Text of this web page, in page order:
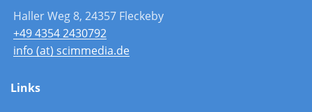
Haller Weg 8, 24357 Fleckeby
+49 4354 2430792
info (at) scimmedia.de
Links